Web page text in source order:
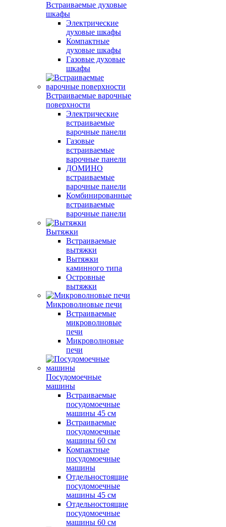
Встраиваемые духовые
шкафы
Электрические
духовые шкафы
Компактные
духовые шкафы
Газовые духовые
шкафы
Встраиваемые варочные
поверхности
Электрические
встраиваемые
варочные панели
Газовые
встраиваемые
варочные панели
ДОМИНО
встраиваемые
варочные панели
Комбинированные
встраиваемые
варочные панели
Вытяжки
Встраиваемые
вытяжки
Вытяжки
каминного типа
Островные
вытяжки
Микроволновые печи
Встраиваемые
микроволновые
печи
Микроволновые
печи
Посудомоечные
машины
Встраиваемые
посудомоечные
машины 45 см
Встраиваемые
посудомоечные
машины 60 см
Компактные
посудомоечные
машины
Отдельностоящие
посудомоечные
машины 45 см
Отдельностоящие
посудомоечные
машины 60 см